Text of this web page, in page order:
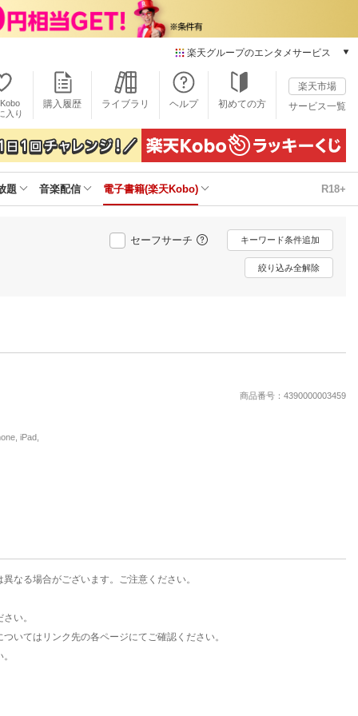
楽天グループのエンタメサービス
本/ゲーム/CD/DVD
楽天ブックス
電子書籍
楽天Kobo
雑誌読み放題
楽天ミュージック
動画配信
楽天TV
動画配信ガイド
推し楽
入り
購入履歴 ライブラリ ヘルプ 初めての方
楽天市場
サービス一覧
題 音楽配信 電子書籍(楽天Kobo) R18+
セーフサーチ キーワード条件追加
絞り込み全解除
商品番号：4390000003459
iPad,
なる場合がございます。ご注意ください。
い。
いてはリンク先の各ページにてご確認ください。